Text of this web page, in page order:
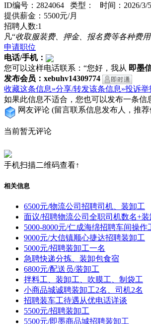
ID编号：2824064 类型： 时间：2026/3/
提供薪金：5500元/月
招聘人数:1
凡“收取服装费、押金、报名费等各种费用
申请职位
电话/手机：
您可以这样电话联系：“您好，我从 即墨
发布会员：xebuhv14309774
收藏这条信息»分享/转发该条信息»投诉举
如果此信息不适合，您也可以发布一条信
网友评论 (留言联系信息发布人，推
当前暂无评论
手机扫描二维码查看↑
相关信息
6500元/物流公司招聘司机、装卸工
面议/招聘物流公司全职司机数名+装
5000-8000元/仁成海绵招聘车间操作
9000元/大信镇顺心捷达招聘装卸工
5000元/招聘装卸工一名
急聘快递分拣、装卸包食宿
6800元/配送员/装卸工
拌料工、装卸工、吹膜工、制袋工
小商品城诚聘装卸工2名、司机2名
招聘装车工待遇从优电话详谈
5500元/招聘装卸工
5500元/即墨商品城招聘装卸工